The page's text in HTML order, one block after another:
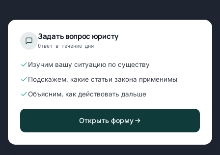
Задать вопрос юристу
Ответ в течение дня
Изучим вашу ситуацию по существу
Подскажем, какие статьи закона применимы
Объясним, как действовать дальше
Открыть форму